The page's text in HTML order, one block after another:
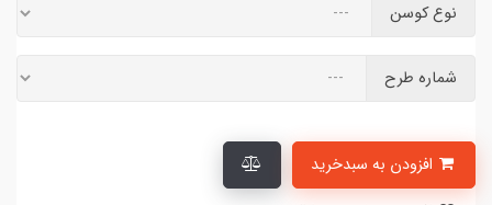
نوع کوسن
شماره طرح